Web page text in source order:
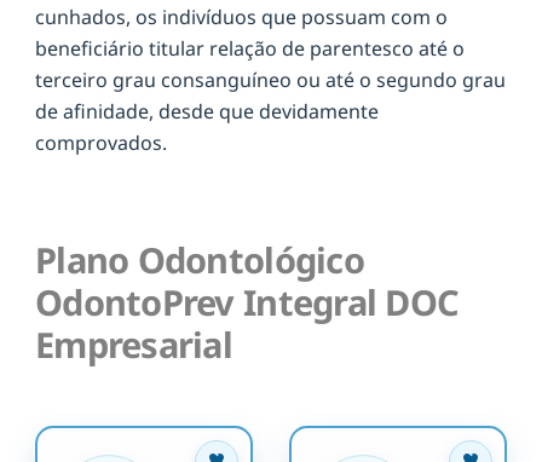
cunhados, os indivíduos que possuam com o
beneficiário titular relação de parentesco até o
terceiro grau consanguíneo ou até o segundo grau
de afinidade, desde que devidamente
comprovados.
Plano Odontológico
OdontoPrev Integral DOC
Empresarial